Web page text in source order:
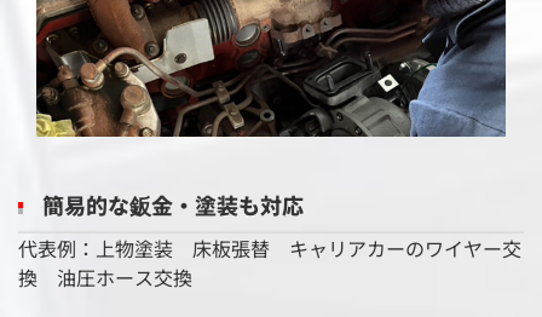
簡易的な鈑金・塗装も対応
代表例：上物塗装 床板張替 キャリアカーのワイヤー交
換 油圧ホース交換